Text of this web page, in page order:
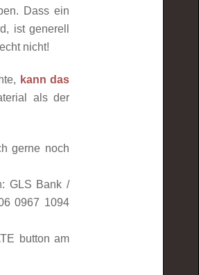
Dass ein
ist generell
nicht!
kann das
als der
gerne noch
GLS Bank /
0967 1094
button am